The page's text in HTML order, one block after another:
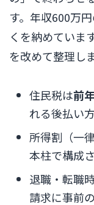
す。年収600万
くを納めていま
を改めて整理しま
住民税は前
れる後払い
所得割（一
本柱で構成
退職・転職
請求に事前